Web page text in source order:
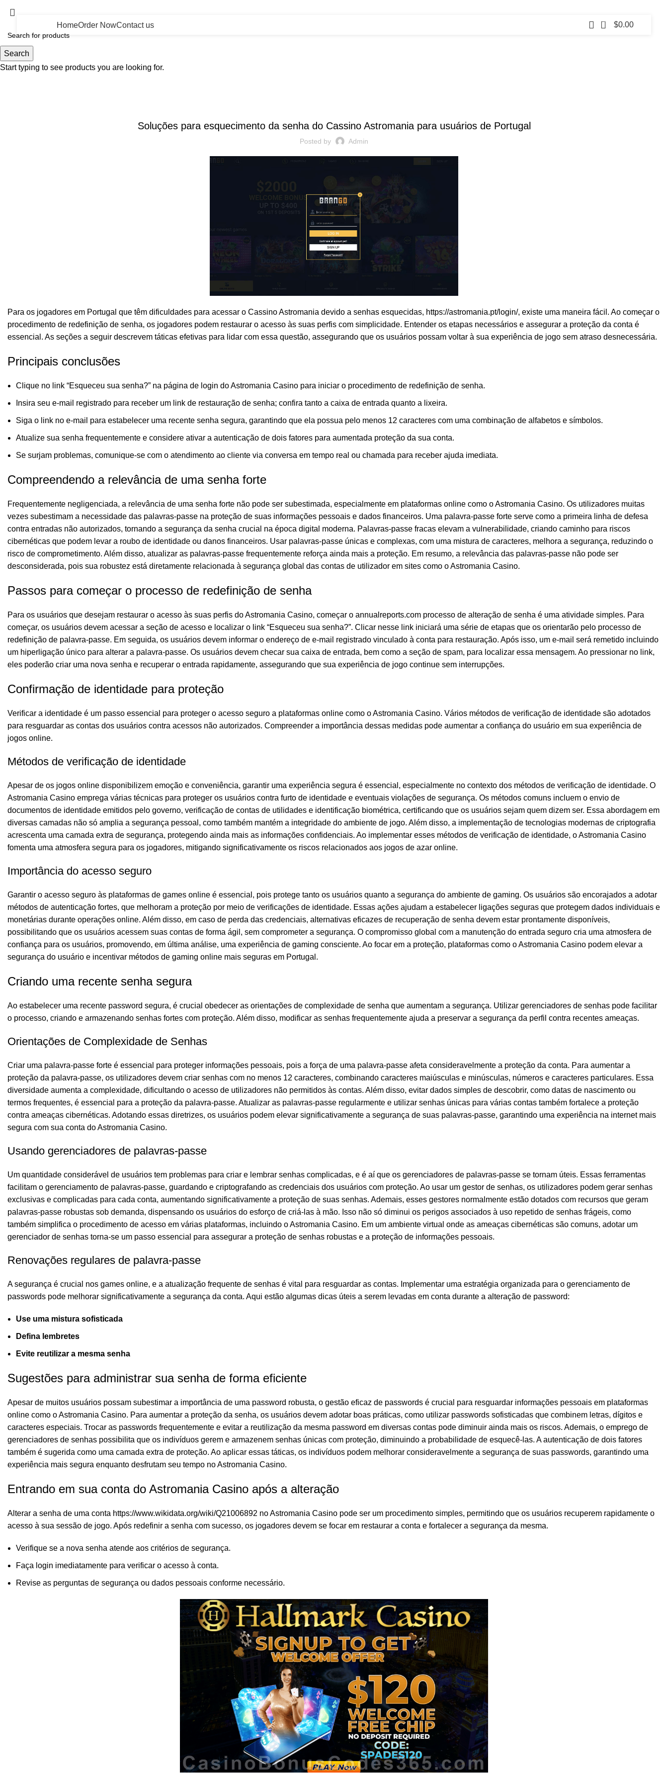
HomeOrder NowContact us 0 $0.00
Soluções para esquecimento da senha do Cassino Astromania para usuários de Portugal
Posted by Admin
Para os jogadores em Portugal que têm dificuldades para acessar o Cassino Astromania devido a senhas esquecidas, https://astromania.pt/login/, existe uma maneira fácil. Ao começar o
procedimento de redefinição de senha, os jogadores podem restaurar o acesso às suas perfis com simplicidade. Entender os etapas necessários e assegurar a proteção da conta é
essencial. As seções a seguir descrevem táticas efetivas para lidar com essa questão, assegurando que os usuários possam voltar à sua experiência de jogo sem atraso desnecessária.
Principais conclusões
Clique no link “Esqueceu sua senha?” na página de login do Astromania Casino para iniciar o procedimento de redefinição de senha.
Insira seu e-mail registrado para receber um link de restauração de senha; confira tanto a caixa de entrada quanto a lixeira.
Siga o link no e-mail para estabelecer uma recente senha segura, garantindo que ela possua pelo menos 12 caracteres com uma combinação de alfabetos e símbolos.
Atualize sua senha frequentemente e considere ativar a autenticação de dois fatores para aumentada proteção da sua conta.
Se surjam problemas, comunique-se com o atendimento ao cliente via conversa em tempo real ou chamada para receber ajuda imediata.
Compreendendo a relevância de uma senha forte
Frequentemente negligenciada, a relevância de uma senha forte não pode ser subestimada, especialmente em plataformas online como o Astromania Casino. Os utilizadores muitas
vezes subestimam a necessidade das palavras-passe na proteção de suas informações pessoais e dados financeiros. Uma palavra-passe forte serve como a primeira linha de defesa
contra entradas não autorizados, tornando a segurança da senha crucial na época digital moderna. Palavras-passe fracas elevam a vulnerabilidade, criando caminho para riscos
cibernéticas que podem levar a roubo de identidade ou danos financeiros. Usar palavras-passe únicas e complexas, com uma mistura de caracteres, melhora a segurança, reduzindo o
risco de comprometimento. Além disso, atualizar as palavras-passe frequentemente reforça ainda mais a proteção. Em resumo, a relevância das palavras-passe não pode ser
desconsiderada, pois sua robustez está diretamente relacionada à segurança global das contas de utilizador em sites como o Astromania Casino.
Passos para começar o processo de redefinição de senha
Para os usuários que desejam restaurar o acesso às suas perfis do Astromania Casino, começar o annualreports.com processo de alteração de senha é uma atividade simples. Para
começar, os usuários devem acessar a seção de acesso e localizar o link “Esqueceu sua senha?”. Clicar nesse link iniciará uma série de etapas que os orientarão pelo processo de
redefinição de palavra-passe. Em seguida, os usuários devem informar o endereço de e-mail registrado vinculado à conta para restauração. Após isso, um e-mail será remetido incluindo
um hiperligação único para alterar a palavra-passe. Os usuários devem checar sua caixa de entrada, bem como a seção de spam, para localizar essa mensagem. Ao pressionar no link,
eles poderão criar uma nova senha e recuperar o entrada rapidamente, assegurando que sua experiência de jogo continue sem interrupções.
Confirmação de identidade para proteção
Verificar a identidade é um passo essencial para proteger o acesso seguro a plataformas online como o Astromania Casino. Vários métodos de verificação de identidade são adotados
para resguardar as contas dos usuários contra acessos não autorizados. Compreender a importância dessas medidas pode aumentar a confiança do usuário em sua experiência de
jogos online.
Métodos de verificação de identidade
Apesar de os jogos online disponibilizem emoção e conveniência, garantir uma experiência segura é essencial, especialmente no contexto dos métodos de verificação de identidade. O
Astromania Casino emprega várias técnicas para proteger os usuários contra furto de identidade e eventuais violações de segurança. Os métodos comuns incluem o envio de
documentos de identidade emitidos pelo governo, verificação de contas de utilidades e identificação biométrica, certificando que os usuários sejam quem dizem ser. Essa abordagem em
diversas camadas não só amplia a segurança pessoal, como também mantém a integridade do ambiente de jogo. Além disso, a implementação de tecnologias modernas de criptografia
acrescenta uma camada extra de segurança, protegendo ainda mais as informações confidenciais. Ao implementar esses métodos de verificação de identidade, o Astromania Casino
fomenta uma atmosfera segura para os jogadores, mitigando significativamente os riscos relacionados aos jogos de azar online.
Importância do acesso seguro
Garantir o acesso seguro às plataformas de games online é essencial, pois protege tanto os usuários quanto a segurança do ambiente de gaming. Os usuários são encorajados a adotar
métodos de autenticação fortes, que melhoram a proteção por meio de verificações de identidade. Essas ações ajudam a estabelecer ligações seguras que protegem dados individuais e
monetárias durante operações online. Além disso, em caso de perda das credenciais, alternativas eficazes de recuperação de senha devem estar prontamente disponíveis,
possibilitando que os usuários acessem suas contas de forma ágil, sem comprometer a segurança. O compromisso global com a manutenção do entrada seguro cria uma atmosfera de
confiança para os usuários, promovendo, em última análise, uma experiência de gaming consciente. Ao focar em a proteção, plataformas como o Astromania Casino podem elevar a
segurança do usuário e incentivar métodos de gaming online mais seguras em Portugal.
Criando uma recente senha segura
Ao estabelecer uma recente password segura, é crucial obedecer as orientações de complexidade de senha que aumentam a segurança. Utilizar gerenciadores de senhas pode facilitar
o processo, criando e armazenando senhas fortes com proteção. Além disso, modificar as senhas frequentemente ajuda a preservar a segurança da perfil contra recentes ameaças.
Orientações de Complexidade de Senhas
Criar uma palavra-passe forte é essencial para proteger informações pessoais, pois a força de uma palavra-passe afeta consideravelmente a proteção da conta. Para aumentar a
proteção da palavra-passe, os utilizadores devem criar senhas com no menos 12 caracteres, combinando caracteres maiúsculas e minúsculas, números e caracteres particulares. Essa
diversidade aumenta a complexidade, dificultando o acesso de utilizadores não permitidos às contas. Além disso, evitar dados simples de descobrir, como datas de nascimento ou
termos frequentes, é essencial para a proteção da palavra-passe. Atualizar as palavras-passe regularmente e utilizar senhas únicas para várias contas também fortalece a proteção
contra ameaças cibernéticas. Adotando essas diretrizes, os usuários podem elevar significativamente a segurança de suas palavras-passe, garantindo uma experiência na internet mais
segura com sua conta do Astromania Casino.
Usando gerenciadores de palavras-passe
Um quantidade considerável de usuários tem problemas para criar e lembrar senhas complicadas, e é aí que os gerenciadores de palavras-passe se tornam úteis. Essas ferramentas
facilitam o gerenciamento de palavras-passe, guardando e criptografando as credenciais dos usuários com proteção. Ao usar um gestor de senhas, os utilizadores podem gerar senhas
exclusivas e complicadas para cada conta, aumentando significativamente a proteção de suas senhas. Ademais, esses gestores normalmente estão dotados com recursos que geram
palavras-passe robustas sob demanda, dispensando os usuários do esforço de criá-las à mão. Isso não só diminui os perigos associados à uso repetido de senhas frágeis, como
também simplifica o procedimento de acesso em várias plataformas, incluindo o Astromania Casino. Em um ambiente virtual onde as ameaças cibernéticas são comuns, adotar um
gerenciador de senhas torna-se um passo essencial para assegurar a proteção de senhas robustas e a proteção de informações pessoais.
Renovações regulares de palavra-passe
A segurança é crucial nos games online, e a atualização frequente de senhas é vital para resguardar as contas. Implementar uma estratégia organizada para o gerenciamento de
passwords pode melhorar significativamente a segurança da conta. Aqui estão algumas dicas úteis a serem levadas em conta durante a alteração de password:
Use uma mistura sofisticada
Defina lembretes
Evite reutilizar a mesma senha
Sugestões para administrar sua senha de forma eficiente
Apesar de muitos usuários possam subestimar a importância de uma password robusta, o gestão eficaz de passwords é crucial para resguardar informações pessoais em plataformas
online como o Astromania Casino. Para aumentar a proteção da senha, os usuários devem adotar boas práticas, como utilizar passwords sofisticadas que combinem letras, dígitos e
caracteres especiais. Trocar as passwords frequentemente e evitar a reutilização da mesma password em diversas contas pode diminuir ainda mais os riscos. Ademais, o emprego de
gerenciadores de senhas possibilita que os indivíduos gerem e armazenem senhas únicas com proteção, diminuindo a probabilidade de esquecê-las. A autenticação de dois fatores
também é sugerida como uma camada extra de proteção. Ao aplicar essas táticas, os indivíduos podem melhorar consideravelmente a segurança de suas passwords, garantindo uma
experiência mais segura enquanto desfrutam seu tempo no Astromania Casino.
Entrando em sua conta do Astromania Casino após a alteração
Alterar a senha de uma conta https://www.wikidata.org/wiki/Q21006892 no Astromania Casino pode ser um procedimento simples, permitindo que os usuários recuperem rapidamente o
acesso à sua sessão de jogo. Após redefinir a senha com sucesso, os jogadores devem se focar em restaurar a conta e fortalecer a segurança da mesma.
Verifique se a nova senha atende aos critérios de segurança.
Faça login imediatamente para verificar o acesso à conta.
Revise as perguntas de segurança ou dados pessoais conforme necessário.
Search
Start typing to see products you are looking for.